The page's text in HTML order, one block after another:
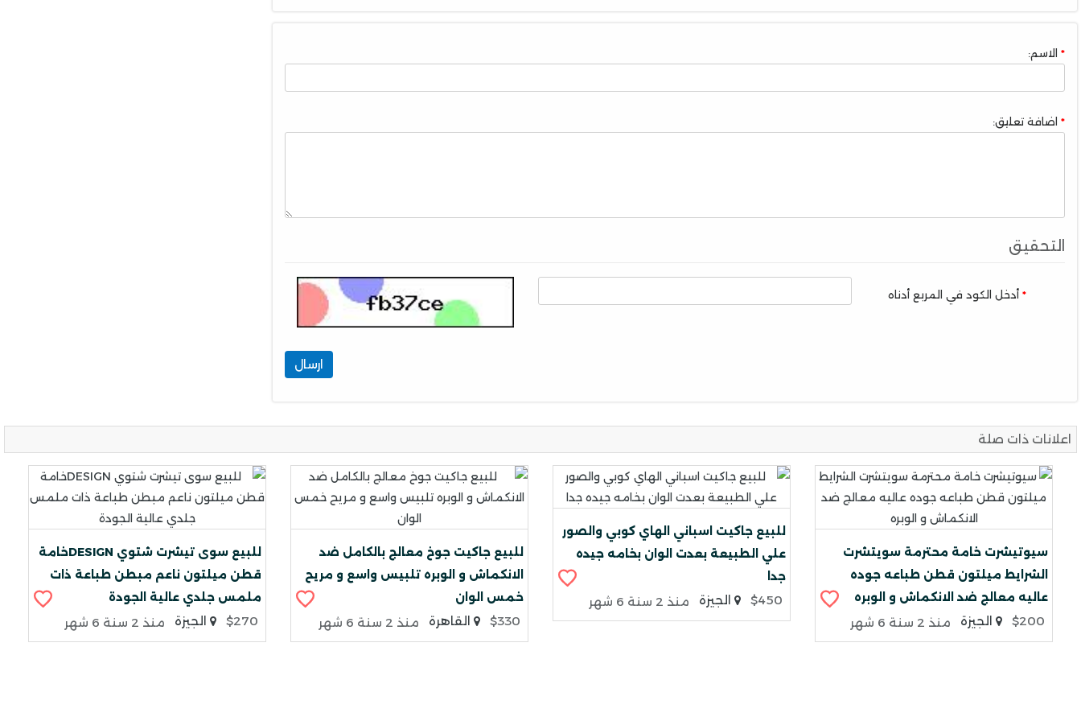
الاسم:
اضافة تعليق:
التحقيق
أدخل الكود في المربع أدناه
ارسال
اعلانات ذات صلة
سيوتيشرت خامة محترمة سويتشرت
الشرايط ميلتون قطن طباعه جوده
عاليه معالج ضد الانكماش و الوبره
$200 الجيزة منذ 2 سنة 6 شهر
للبيع جاكيت اسباني الهاي كوبي والصور
علي الطبيعة بعدت الوان بخامه جيده
جدا
$450 الجيزة منذ 2 سنة 6 شهر
للبيع جاكيت جوخ معالج بالكامل ضد
الانكماش و الوبره تلبيس واسع و مريح
خمس الوان
$330 القاهرة منذ 2 سنة 6 شهر
للبيع سوى تيشرت شتوي DESIGNخامة
قطن ميلتون ناعم مبطن طباعة ذات
ملمس جلدي عالية الجودة
$270 الجيزة منذ 2 سنة 6 شهر